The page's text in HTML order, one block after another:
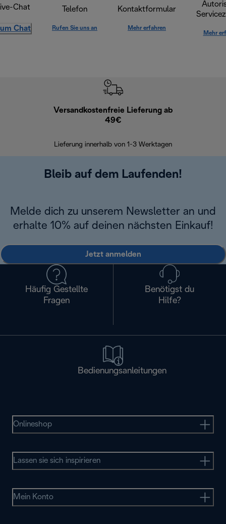
Chat
Chat
Telefon
Rufen Sie uns an
Kontaktformular
Mehr erfahren
Mehr
Versandkostenfreie Lieferung ab
49€
Lieferung innerhalb von 1-3 Werktagen
Bleib auf dem Laufenden!
Melde dich zu unserem Newsletter an und
erhalte 10% auf deinen nächsten Einkauf!
Jetzt anmelden
Häufig Gestellte
Fragen
Benötigst du
Hilfe?
Bedienungsanleitungen
Onlineshop
Lassen sie sich inspirieren
Mein Konto